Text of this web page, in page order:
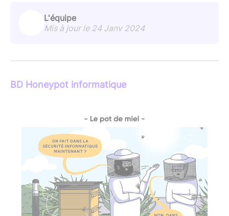
L'équipe
Mis à jour le 24 Janv 2024
BD Honeypot informatique